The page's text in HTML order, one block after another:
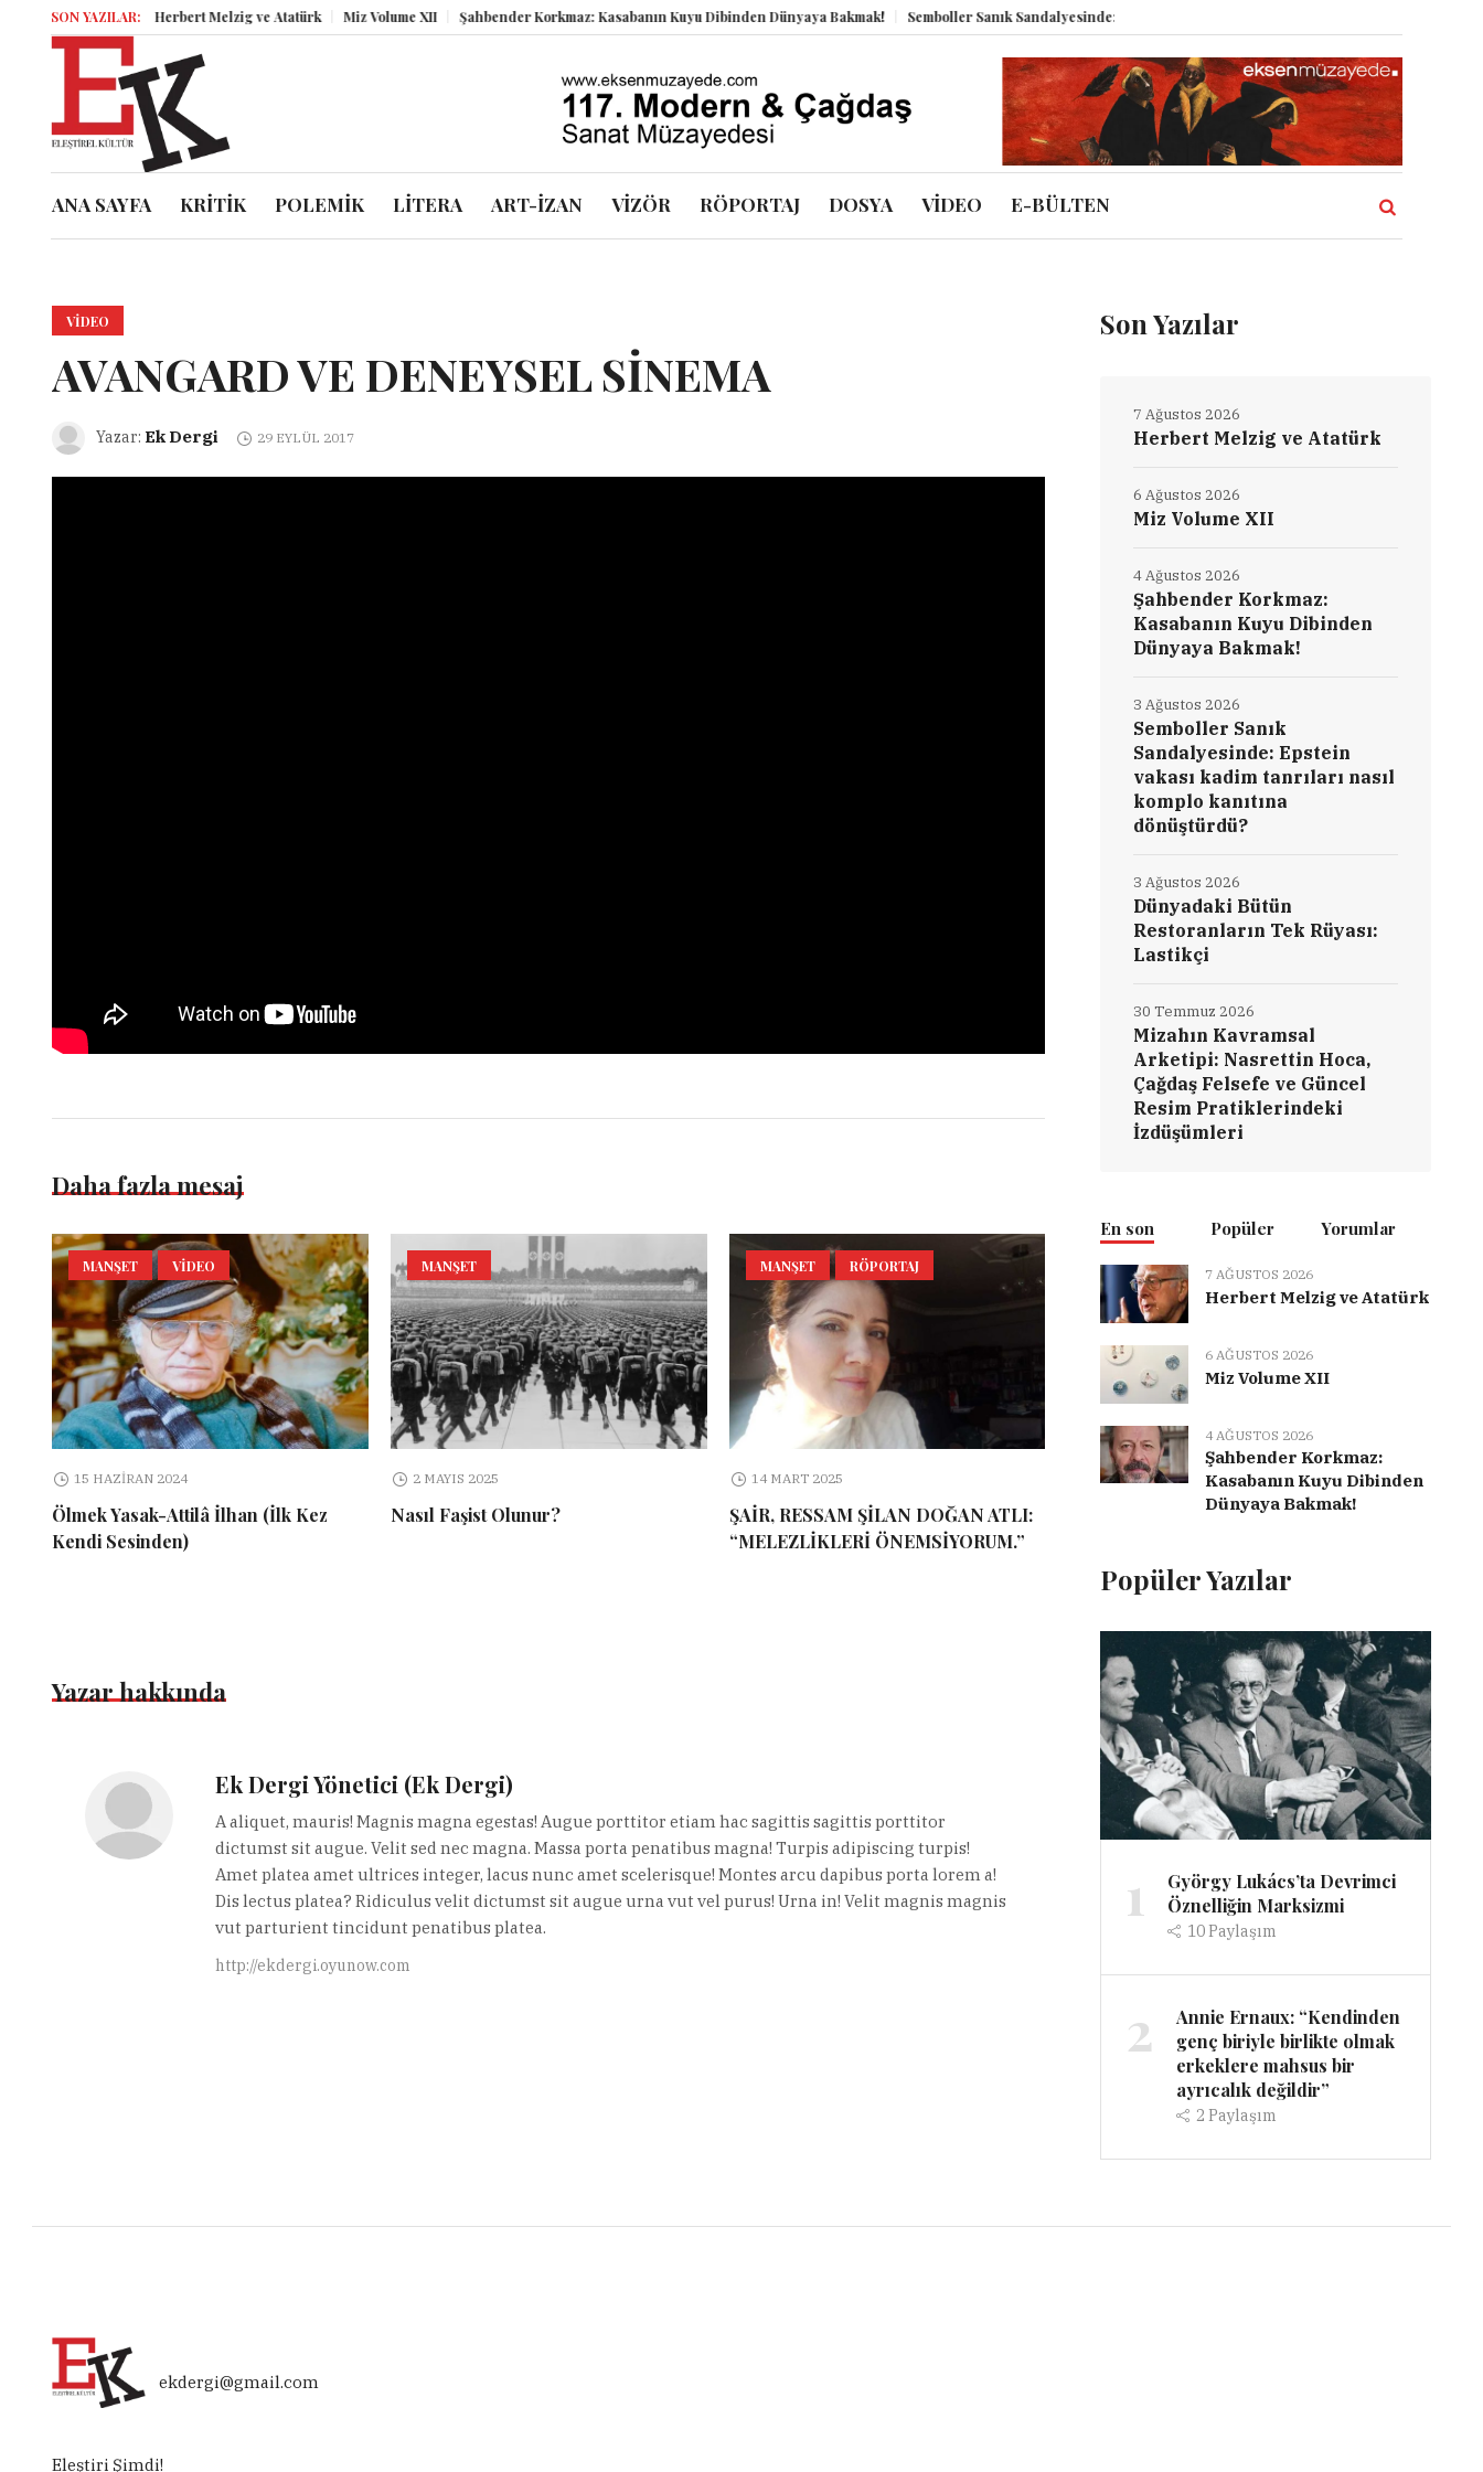
SON YAZILAR:Herbert Melzig ve Atatürk Miz Volume XII Şahbender Korkmaz: Kasabanın Kuyu Dibinden Dünyaya Bakmak! Semboller Sanık Sandalyesinde: Epstein vakası kadim tanrıları nasıl komplo kanıtına
ANA SAYFA KRİTİK POLEMİK LİTERA ART-İZAN VİZÖR RÖPORTAJ DOSYA VİDEO E-BÜLTEN
VIDEO
AVANGARD VE DENEYSEL SİNEMA
Yazar: Ek Dergi 29 EYLÜL 2017
Daha fazla mesaj
MANŞET VIDEO
15 HAZIRAN 2024
Ölmek Yasak-Attilâ İlhan (İlk Kez
Kendi Sesinden)
MANŞET
2 MAYIS 2025
Nasıl Faşist Olunur?
MANŞET RÖPORTAJ
14 MART 2025
ŞAİR, RESSAM ŞİLAN DOĞAN ATLI:
“MELEZLİKLERİ ÖNEMSİYORUM.”
Yazar hakkında
Ek Dergi Yönetici (Ek Dergi)
A aliquet, mauris! Magnis magna egestas! Augue porttitor etiam hac sagittis sagittis porttitor
dictumst sit augue. Velit sed nec magna. Massa porta penatibus magna! Turpis adipiscing turpis!
Amet platea amet ultrices integer, lacus nunc amet scelerisque! Montes arcu dapibus porta lorem a!
Dis lectus platea? Ridiculus velit dictumst sit augue urna vut vel purus! Urna in! Velit magnis magnis
vut parturient tincidunt penatibus platea.
http://ekdergi.oyunow.com
Son Yazılar
Herbert Melzig ve Atatürk
7 Ağustos 2026
Miz Volume XII
6 Ağustos 2026
Şahbender Korkmaz:
Kasabanın Kuyu Dibinden
Dünyaya Bakmak!
4 Ağustos 2026
Semboller Sanık
Sandalyesinde: Epstein
vakası kadim tanrıları nasıl
komplo kanıtına
dönüştürdü?
3 Ağustos 2026
Dünyadaki Bütün
Restoranların Tek Rüyası:
Lastikçi
3 Ağustos 2026
Mizahın Kavramsal
Arketipi: Nasrettin Hoca,
Çağdaş Felsefe ve Güncel
Resim Pratiklerindeki
İzdüşümleri
30 Temmuz 2026
En son Popüler Yorumlar
7 AĞUSTOS 2026
Herbert Melzig ve Atatürk
6 AĞUSTOS 2026
Miz Volume XII
4 AĞUSTOS 2026
Şahbender Korkmaz:
Kasabanın Kuyu Dibinden
Dünyaya Bakmak!
Popüler Yazılar
1
György Lukács’ta Devrimci
Öznelliğin Marksizmi
10Paylaşım
2
Annie Ernaux: “Kendinden
genç biriyle birlikte olmak
erkeklere mahsus bir
ayrıcalık değildir”
2Paylaşım
ekdergi@gmail.com
Eleştiri Şimdi!